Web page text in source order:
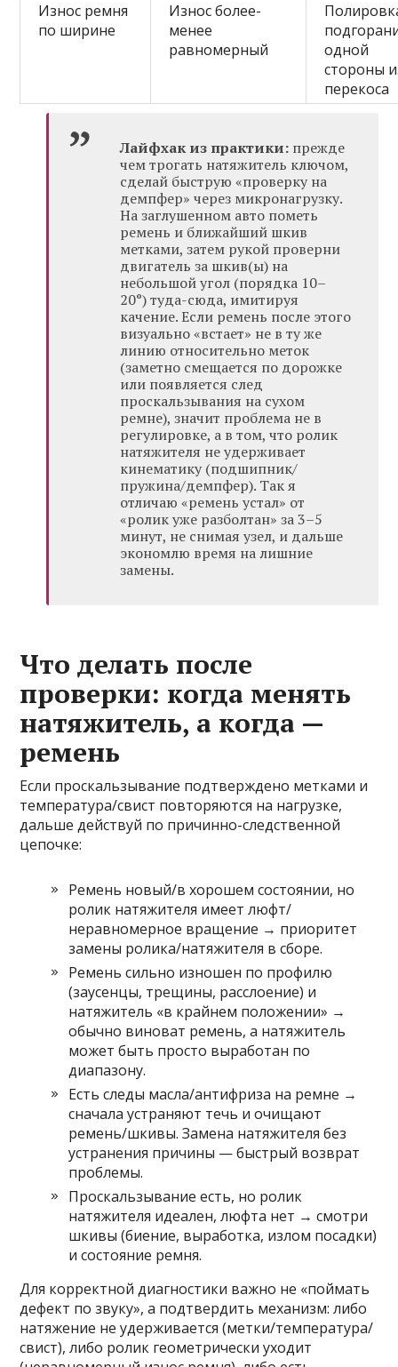
Износ ремня
по ширине
Износ более-
менее
равномерный
одной
стороны
перекоса
Лайфхак из практики: прежде
чем трогать натяжитель ключом,
сделай быструю «проверку на
демпфер» через микронагрузку.
На заглушенном авто пометь
ремень и ближайший шкив
метками, затем рукой проверни
двигатель за шкив(ы) на
небольшой угол (порядка 10–
20°) туда-сюда, имитируя
качение. Если ремень после этого
визуально «встает» не в ту же
линию относительно меток
(заметно смещается по дорожке
или появляется след
проскальзывания на сухом
ремне), значит проблема не в
регулировке, а в том, что ролик
натяжителя не удерживает
кинематику (подшипник/
пружина/демпфер). Так я
отличаю «ремень устал» от
«ролик уже разболтан» за 3–5
минут, не снимая узел, и дальше
экономлю время на лишние
замены.
Что делать после
проверки: когда менять
натяжитель, а когда —
ремень
Если проскальзывание подтверждено метками и
температура/свист повторяются на нагрузке,
дальше действуй по причинно-следственной
цепочке:
Ремень новый/в хорошем состоянии, но
ролик натяжителя имеет люфт/
неравномерное вращение → приоритет
замены ролика/натяжителя в сборе.
Ремень сильно изношен по профилю
(заусенцы, трещины, расслоение) и
натяжитель «в крайнем положении» →
обычно виноват ремень, а натяжитель
может быть просто выработан по
диапазону.
Есть следы масла/антифриза на ремне →
сначала устраняют течь и очищают
ремень/шкивы. Замена натяжителя без
устранения причины — быстрый возврат
проблемы.
Проскальзывание есть, но ролик
натяжителя идеален, люфта нет → смотри
шкивы (биение, выработка, излом посадки)
и состояние ремня.
Для корректной диагностики важно не «поймать
дефект по звуку», а подтвердить механизм: либо
натяжение не удерживается (метки/температура/
свист), либо ролик геометрически уходит